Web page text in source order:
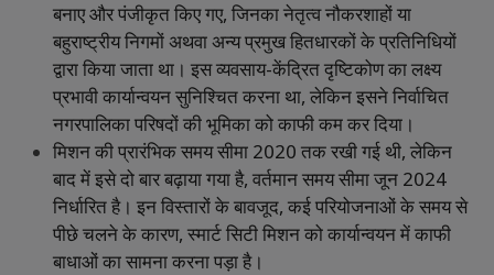
बनाएऔरपंजीकृतकिएगए, जिनकानेतृत्वनौकरशाहोंया
बहुराष्ट्रीयनिगमोंअथवाअन्यप्रमुखहितधारकोंकेप्रतिनिधियों
द्वाराकियाजाता था। इसव्यवसाय-केंद्रितदृष्टिकोणकालक्ष्य
प्रभावीकार्यान्वयनसुनिश्चितकरना था, लेकिनइसनेनिर्वाचित
नगरपालिकापरिषदोंकीभूमिकाकोकाफीकमकरदिया।
मिशनकीप्रारंभिकसमयसीमा 2020 तकरखीगई थी, लेकिन
बादमेंइसेदोबारबढ़ायागयाहै, वर्तमानसमयसीमाजून 2024
निर्धारितहै। इनविस्तारोंकेबावजूद, कईपरियोजनाओंकेसमयसे
पीछेचलनेकेकारण, स्मार्टसिटीमिशनकोकार्यान्वयनमेंकाफी
बाधाओंकासामनाकरनापड़ाहै।